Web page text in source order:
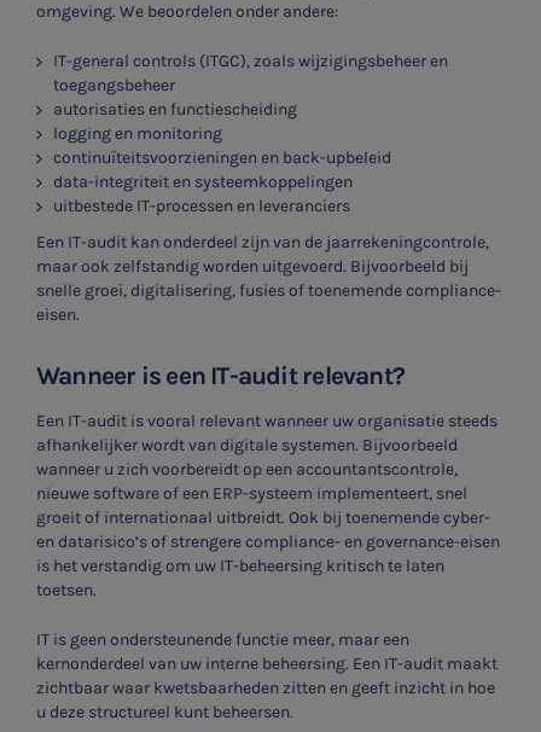
omgeving. We beoordelen onder andere:
IT-general controls (ITGC), zoals wijzigingsbeheer en
toegangsbeheer
autorisaties en functiescheiding
logging en monitoring
continuïteitsvoorzieningen en back-upbeleid
data-integriteit en systeemkoppelingen
uitbestede IT-processen en leveranciers
Een IT-audit kan onderdeel zijn van de jaarrekeningcontrole,
maar ook zelfstandig worden uitgevoerd. Bijvoorbeeld bij
snelle groei, digitalisering, fusies of toenemende compliance-
eisen.
Wanneer is een IT-audit relevant?
Een IT-audit is vooral relevant wanneer uw organisatie steeds
afhankelijker wordt van digitale systemen. Bijvoorbeeld
wanneer u zich voorbereidt op een accountantscontrole,
nieuwe software of een ERP-systeem implementeert, snel
groeit of internationaal uitbreidt. Ook bij toenemende cyber-
en datarisico’s of strengere compliance- en governance-eisen
is het verstandig om uw IT-beheersing kritisch te laten
toetsen.
IT is geen ondersteunende functie meer, maar een
kernonderdeel van uw interne beheersing. Een IT-audit maakt
zichtbaar waar kwetsbaarheden zitten en geeft inzicht in hoe
u deze structureel kunt beheersen.